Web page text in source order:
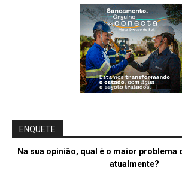
ENQUETE
Na sua opinião, qual é o maior problema
atualmente?